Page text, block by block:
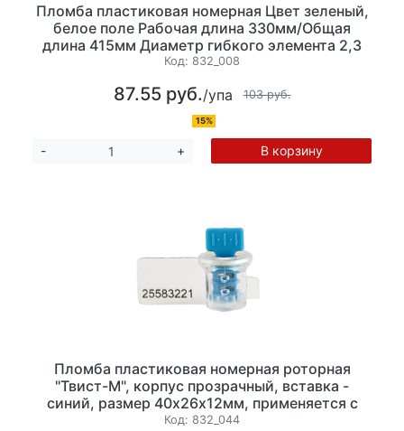
Пломба пластиковая номерная Цвет зеленый,
белое поле Рабочая длина 330мм/Общая
длина 415мм Диаметр гибкого элемента 2,3
мм, 10шт/уп
Код: 832_008
87.55 руб./упа 103 руб.
15%
- + В корзину
Пломба пластиковая номерная роторная
"Твист-М", корпус прозрачный, вставка -
синий, размер 40х26х12мм, применяется с
проволокой, материал корпуса акрил,
Код: 832_044